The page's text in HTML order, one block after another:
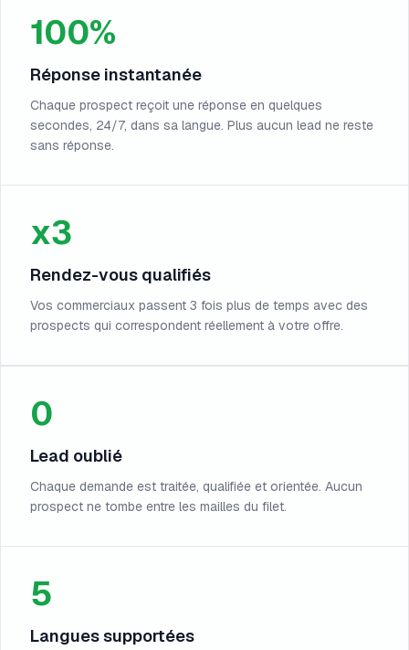
100%
Réponse instantanée
Chaque prospect reçoit une réponse en quelques
secondes, 24/7, dans sa langue. Plus aucun lead ne reste
sans réponse.
x3
Rendez-vous qualifiés
Vos commerciaux passent 3 fois plus de temps avec des
prospects qui correspondent réellement à votre offre.
0
Lead oublié
Chaque demande est traitée, qualifiée et orientée. Aucun
prospect ne tombe entre les mailles du filet.
5
Langues supportées